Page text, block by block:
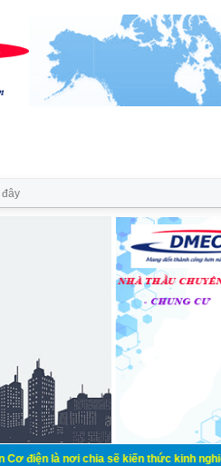
chia sẽ kiến thức kinh nghiệm
đây